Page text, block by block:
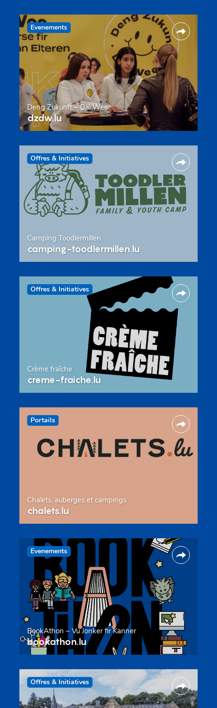
Evenements
Deng Zukunft – Däi Wee
dzdw.lu
Offres & Initiatives
Camping Toodlermillen
camping-toodlermillen.lu
Offres & Initiatives
Crème fraîche
creme-fraiche.lu
Portails
Chalets, auberges et campings
chalets.lu
Evenements
BookAthon – Vu Jonker fir Kanner
bookathon.lu
Offres & Initiatives